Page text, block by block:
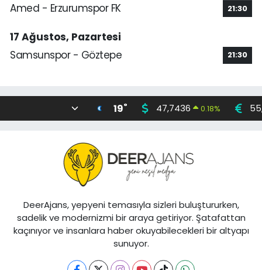
Amed - Erzurumspor FK 21:30
17 Ağustos, Pazartesi
Samsunspor - Göztepe
21:30
19° 47,7436 0.18%
DeerAjans, yepyeni temasıyla sizleri buluştururken,
sadelik ve modernizmi bir araya getiriyor. Şatafattan
kaçınıyor ve insanlara haber okuyabilecekleri bir altyapı
sunuyor.